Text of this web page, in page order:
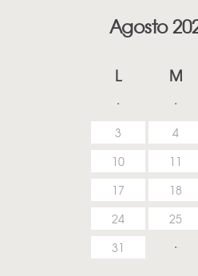
Agosto
L M
3 4
10 11
17 18
24 25
31